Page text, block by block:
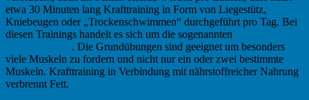
etwa 30 Minuten lang Krafttraining in Form von Liegestütz,
Kniebeugen oder „Trockenschwimmen“ durchgeführt pro Tag. Bei
diesen Trainings handelt es sich um die sogenannten
. Die Grundübungen sind geeignet um besonders
viele Muskeln zu fordern und nicht nur ein oder zwei bestimmte
Muskeln. Krafttraining in Verbindung mit nährstoffreicher Nahrung
verbrennt Fett.